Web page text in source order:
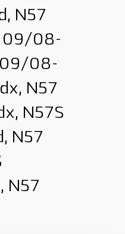
N57
09/08-
09/08-
N57
N57S
N57
N57